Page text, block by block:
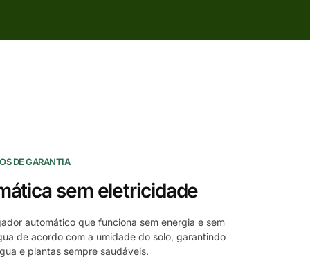
DE GARANTIA
sem eletricidade
automático que funciona sem energia e sem
de acordo com a umidade do solo, garantindo
e plantas sempre saudáveis.